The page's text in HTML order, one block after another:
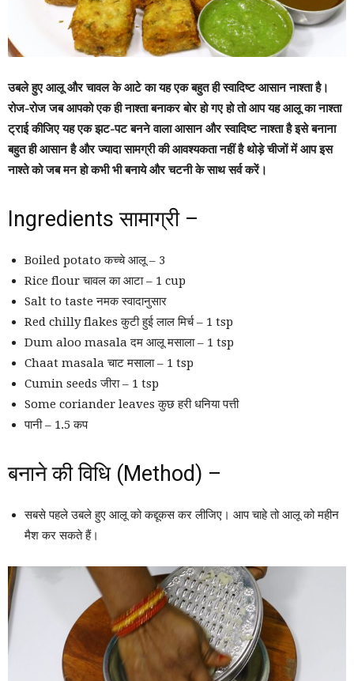
उबले हुए आलू और चावल के आटे का यह एक बहुत ही स्वादिष्ट आसान नाश्ता है।
रोज-रोज जब आपको एक ही नाश्ता बनाकर बोर हो गए हो तो आप यह आलू का नाश्ता
ट्राई कीजिए यह एक झट-पट बनने वाला आसान और स्वादिष्ट नाश्ता है इसे बनाना
बहुत ही आसान है और ज्यादा सामग्री की आवश्यकता नहीं है थोड़े चीजों में आप इस
नाश्ते को जब मन हो कभी भी बनाये और चटनी के साथ सर्व करें।
Ingredients सामाग्री –
Boiled potato कच्चे आलू – 3
Rice flour चावल का आटा – 1 cup
Salt to taste नमक स्वादानुसार
Red chilly flakes कुटी हुई लाल मिर्च – 1 tsp
Dum aloo masala दम आलू मसाला – 1 tsp
Chaat masala चाट मसाला – 1 tsp
Cumin seeds जीरा – 1 tsp
Some coriander leaves कुछ हरी धनिया पत्ती
पानी – 1.5 कप
बनाने की विधि (Method) –
सबसे पहले उबले हुए आलू को कद्दूकस कर लीजिए। आप चाहे तो आलू को महीन
मैश कर सकते हैं।